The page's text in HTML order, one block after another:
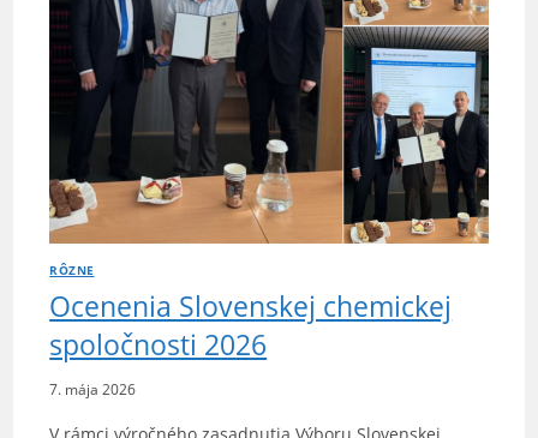
RÔZNE
Ocenenia Slovenskej chemickej
spoločnosti 2026
7. mája 2026